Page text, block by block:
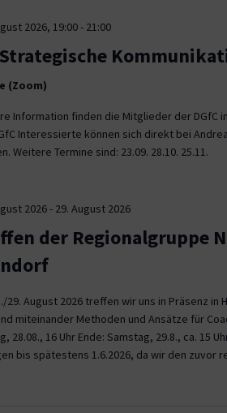
2026, 19:00- 21:00
(Zoom)
Information finden die Mitglieder der DGfC
Interessierte können sich direkt bei
Weitere Termine sind: 23.09. 28.10. 25.11.
2026- 29. August 2026
der Regionalgruppe
29. August 2026 treffen wir uns in Präsenz in
miteinander Methoden und Ansätze für
28.08., 16 Uhr Ende: Samstag, 29.8., ca. 15
bis spätestens 1.6.2026, da wir den zuvor